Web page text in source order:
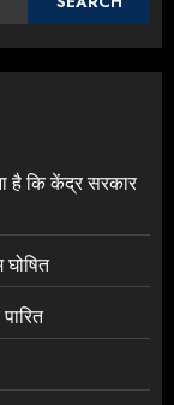
है कि केंद्र सरकार